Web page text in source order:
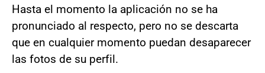
Hasta el momento la aplicación no se ha
pronunciado al respecto, pero no se descarta
que en cualquier momento puedan desaparecer
las fotos de su perfil.